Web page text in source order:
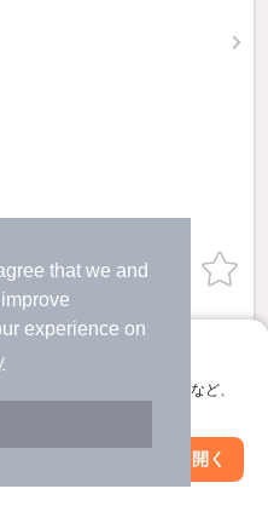
that we and
experience on
サクお部屋探し
ップ検索やお気に入り保存など、
アプリを開く
る
ての部屋を見る
絞り込み条件を変更